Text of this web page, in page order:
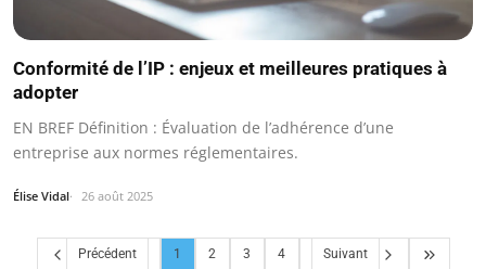
Conformité de l’IP : enjeux et meilleures pratiques à
adopter
EN BREF Définition : Évaluation de l’adhérence d’une
entreprise aux normes réglementaires.
Élise Vidal 26 août 2025
Précédent 1 2 3 4 Suivant